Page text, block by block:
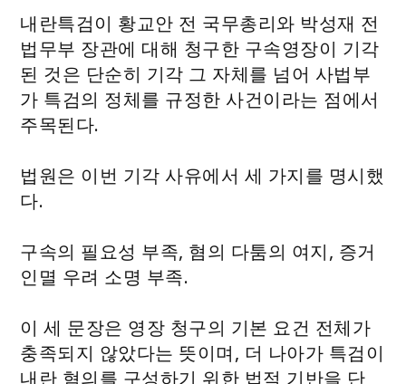
내란특검이 황교안 전 국무총리와 박성재 전
법무부 장관에 대해 청구한 구속영장이 기각
된 것은 단순히 기각 그 자체를 넘어 사법부
가 특검의 정체를 규정한 사건이라는 점에서
주목된다.
법원은 이번 기각 사유에서 세 가지를 명시했
다.
구속의 필요성 부족, 혐의 다툼의 여지, 증거
인멸 우려 소명 부족.
이 세 문장은 영장 청구의 기본 요건 전체가
충족되지 않았다는 뜻이며, 더 나아가 특검이
내란 혐의를 구성하기 위한 법적 기반을 단